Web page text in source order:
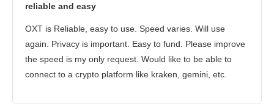
Поддержка пользователей
reliable and easy
OXT is Reliable, easy to use. Speed varies. Will use
again. Privacy is important. Easy to fund. Please improve
the speed is my only request. Would like to be able to
connect to a crypto platform like kraken, gemini, etc.